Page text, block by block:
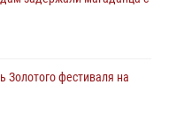
Золотого фестиваля на